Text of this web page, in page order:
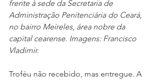
frente à sede da Secretaria de
Administração Penitenciária do Ceará,
no bairro Meireles, área nobre da
capital cearense. Imagens: Francisco
Vladimir.
Troféu não recebido, mas entregue. A